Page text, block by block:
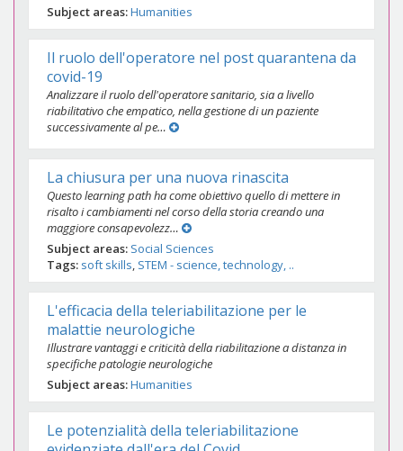
Subject areas Humanities
Il ruolo dell'operatore nel post quarantena da
covid-19
Analizzare il ruolo dell'operatore sanitario, sia a livello
riabilitativo che empatico, nella gestione di un paziente
successivamente al pe…
La chiusura per una nuova rinascita
Questo learning path ha come obiettivo quello di mettere in
risalto i cambiamenti nel corso della storia creando una
maggiore consapevolezz…
Subject areas Social Sciences
Tags soft skills STEM - science, technology, ..
L'efficacia della teleriabilitazione per le
malattie neurologiche
Illustrare vantaggi e criticità della riabilitazione a distanza in
specifiche patologie neurologiche
Subject areas Humanities
Le potenzialità della teleriabilitazione